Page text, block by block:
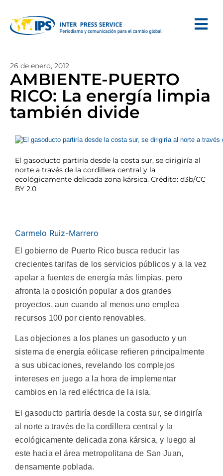
26 de enero, 2012
AMBIENTE-PUERTO
RICO: La energía limpia
también divide
El gasoducto partiría desde la costa sur, se dirigiría al
norte a través de la cordillera central y la
ecológicamente delicada zona kársica. Crédito: d3b/CC
BY 2.0
Carmelo Ruiz-Marrero
El gobierno de Puerto Rico busca reducir las
crecientes tarifas de los servicios públicos y a la vez
apelar a fuentes de energía más limpias, pero
afronta la oposición popular a dos grandes
proyectos, aun cuando al menos uno emplea
recursos 100 por ciento renovables.
Las objeciones a los planes un gasoducto y un
sistema de energía eólicase refieren principalmente
a sus ubicaciones, revelando los complejos
intereses en juego a la hora de implementar
cambios en la red eléctrica de la isla.
El gasoducto partiría desde la costa sur, se dirigiría
al norte a través de la cordillera central y la
ecológicamente delicada zona kársica, y luego al
este hacia el área metropolitana de San Juan,
densamente poblada.